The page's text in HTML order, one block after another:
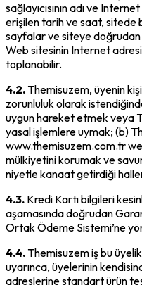
sağlayıcısının adı ve
erişilen tarih ve saat, sitede
sayfalar ve siteye doğrudan
Web sitesinin Internet
toplanabilir.
4.2.Themisuzem, üyenin
zorunluluk olarak
uygun hareket etmek veya
yasal işlemlere uymak; (b)
www.themisuzem.com.tr
mülkiyetini korumak ve
niyetle kanaat getirdiği
4.3. Kredi Kartı bilgileri
aşamasında doğrudan
Ortak Ödeme Sistemi’ne
4.4.Themisuzem iş bu
uyarınca, üyelerinin
adreslerine standart ürün